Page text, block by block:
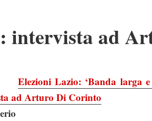
intervista ad
Elezioni Lazio: ‘Banda larga
ad Arturo Di Corinto